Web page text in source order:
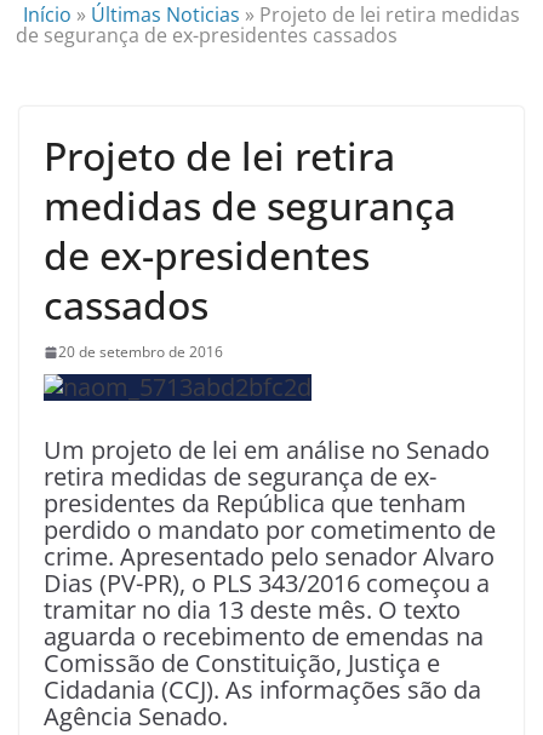
Início » Últimas Noticias » Projeto de lei retira medidas
de segurança de ex-presidentes cassados
Projeto de lei retira
medidas de segurança
de ex-presidentes
cassados
20 de setembro de 2016
Um projeto de lei em análise no Senado
retira medidas de segurança de ex-
presidentes da República que tenham
perdido o mandato por cometimento de
crime. Apresentado pelo senador Alvaro
Dias (PV-PR), o PLS 343/2016 começou a
tramitar no dia 13 deste mês. O texto
aguarda o recebimento de emendas na
Comissão de Constituição, Justiça e
Cidadania (CCJ). As informações são da
Agência Senado.